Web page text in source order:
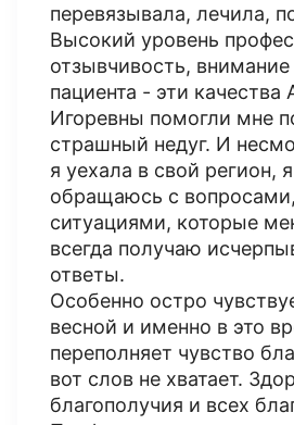
перевязывала, лечила,
Высокий уровень
отзывчивость,
пациента - эти качества
Игоревны помогли мне
страшный недуг. И
я уехала в свой регион,
обращаюсь с
ситуациями, которые
всегда получаю
ответы.
Особенно остро
весной и именно в это
переполняет чувство
вот слов не хватает.
благополучия и всех